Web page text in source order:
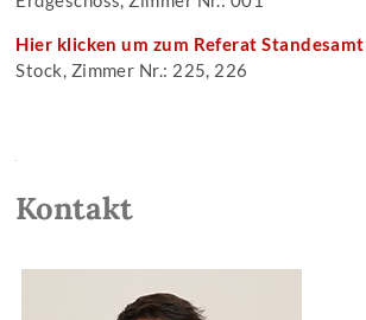
Hier klicken um zum Referat
Stock, Zimmer Nr.: 225, 226
Kontakt